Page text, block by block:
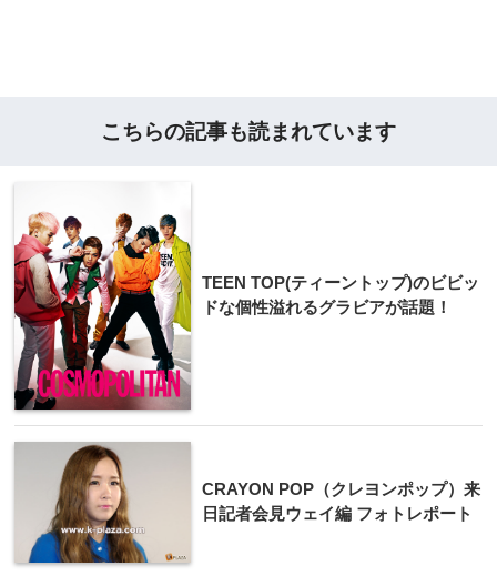
こちらの記事も読まれています
TEEN TOP(ティーントップ)のビビッ
ドな個性溢れるグラビアが話題！
CRAYON POP（クレヨンポップ）来
日記者会見ウェイ編 フォトレポート